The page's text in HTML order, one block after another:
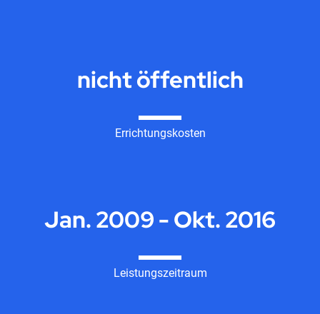
nicht öffentlich
Errichtungskosten
Jan. 2009 - Okt. 2016
Leistungszeitraum